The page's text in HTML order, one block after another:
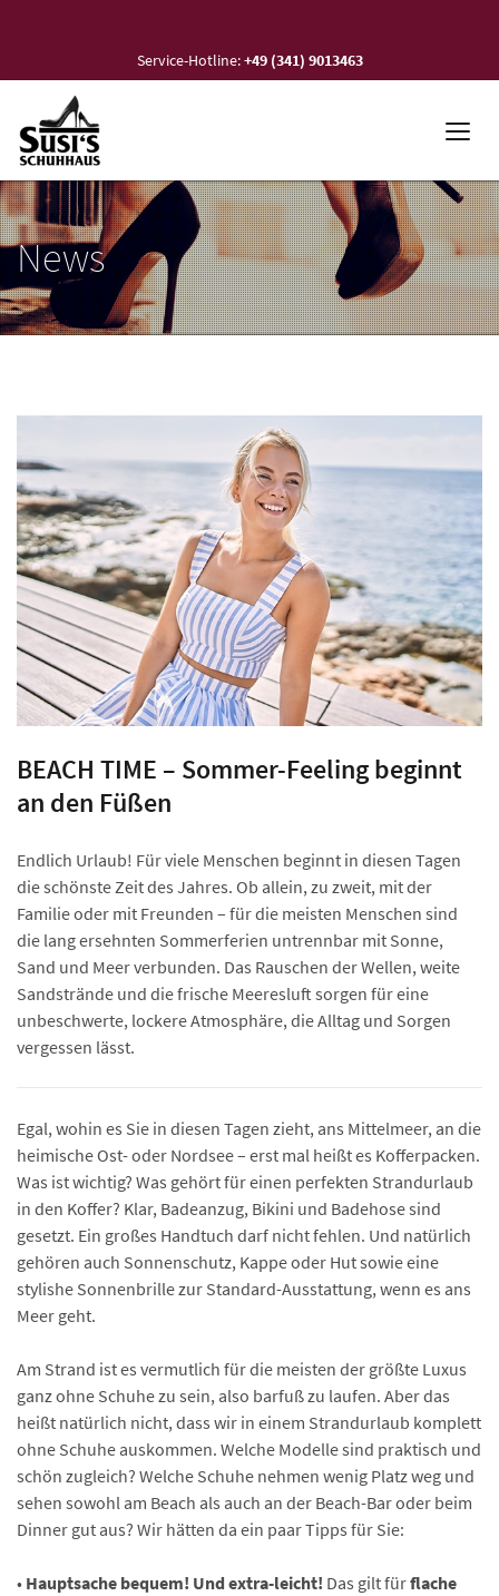
Service-Hotline:+49 (341) 9013463
News
BEACH TIME – Sommer-Feeling beginnt
an den Füßen
Endlich Urlaub! Für viele Menschen beginnt in diesen Tagen
die schönste Zeit des Jahres. Ob allein, zu zweit, mit der
Familie oder mit Freunden – für die meisten Menschen sind
die lang ersehnten Sommerferien untrennbar mit Sonne,
Sand und Meer verbunden. Das Rauschen der Wellen, weite
Sandstrände und die frische Meeresluft sorgen für eine
unbeschwerte, lockere Atmosphäre, die Alltag und Sorgen
vergessen lässt.
Egal, wohin es Sie in diesen Tagen zieht, ans Mittelmeer, an die
heimische Ost- oder Nordsee – erst mal heißt es Kofferpacken.
Was ist wichtig? Was gehört für einen perfekten Strandurlaub
in den Koffer? Klar, Badeanzug, Bikini und Badehose sind
gesetzt. Ein großes Handtuch darf nicht fehlen. Und natürlich
gehören auch Sonnenschutz, Kappe oder Hut sowie eine
stylishe Sonnenbrille zur Standard-Ausstattung, wenn es ans
Meer geht.
Am Strand ist es vermutlich für die meisten der größte Luxus
ganz ohne Schuhe zu sein, also barfuß zu laufen. Aber das
heißt natürlich nicht, dass wir in einem Strandurlaub komplett
ohne Schuhe auskommen. Welche Modelle sind praktisch und
schön zugleich? Welche Schuhe nehmen wenig Platz weg und
sehen sowohl am Beach als auch an der Beach-Bar oder beim
Dinner gut aus? Wir hätten da ein paar Tipps für Sie:
• Hauptsache bequem! Und extra-leicht! Das gilt fürflache